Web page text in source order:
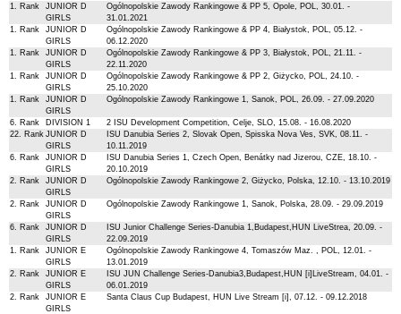
1. Rank
JUNIOR D
GIRLS
Ogólnopolskie Zawody Rankingowe & PP 5, Opole, POL, 30.01. -
31.01.2021
1. Rank
JUNIOR D
GIRLS
Ogólnopolskie Zawody Rankingowe & PP 4, Białystok, POL, 05.12. -
06.12.2020
1. Rank
JUNIOR D
GIRLS
Ogólnopolskie Zawody Rankingowe & PP 3, Białystok, POL, 21.11. -
22.11.2020
1. Rank
JUNIOR D
GIRLS
Ogólnopolskie Zawody Rankingowe & PP 2, Giżycko, POL, 24.10. -
25.10.2020
1. Rank
JUNIOR D
GIRLS
Ogólnopolskie Zawody Rankingowe 1, Sanok, POL, 26.09. - 27.09.2020
6. Rank DIVISION 1
2 ISU Development Competition, Celje, SLO, 15.08. - 16.08.2020
22. Rank JUNIOR D
GIRLS
ISU Danubia Series 2, Slovak Open, Spisska Nova Ves, SVK, 08.11. -
10.11.2019
6. Rank
JUNIOR D
GIRLS
ISU Danubia Series 1, Czech Open, Benátky nad Jizerou, CZE, 18.10. -
20.10.2019
2. Rank
JUNIOR D
GIRLS
Ogólnopolskie Zawody Rankingowe 2, Giżycko, Polska, 12.10. - 13.10.2019
2. Rank
JUNIOR D
GIRLS
Ogólnopolskie Zawody Rankingowe 1, Sanok, Polska, 28.09. - 29.09.2019
6. Rank
JUNIOR D
GIRLS
ISU Junior Challenge Series-Danubia 1,Budapest,HUN LiveStrea, 20.09. -
22.09.2019
1. Rank
JUNIOR E
GIRLS
Ogólnopolskie Zawody Rankingowe 4, Tomaszów Maz. , POL, 12.01. -
13.01.2019
2. Rank
JUNIOR E
GIRLS
ISU JUN Challenge Series-Danubia3,Budapest,HUN [i]LiveStream, 04.01. -
06.01.2019
2. Rank
JUNIOR E
GIRLS
Santa Claus Cup Budapest, HUN Live Stream [i], 07.12. - 09.12.2018